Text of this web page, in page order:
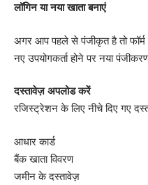
लॉगिन या नया खाता बनाएं
अगर आप पहले से पंजीकृत है तो फॉर्म
नए उपयोगकर्ता होने पर नया
दस्तावेज़ अपलोड करें
रजिस्ट्रेशन के लिए नीचे दिए गए
आधार कार्ड
बैंक खाता विवरण
जमीन के दस्तावेज़